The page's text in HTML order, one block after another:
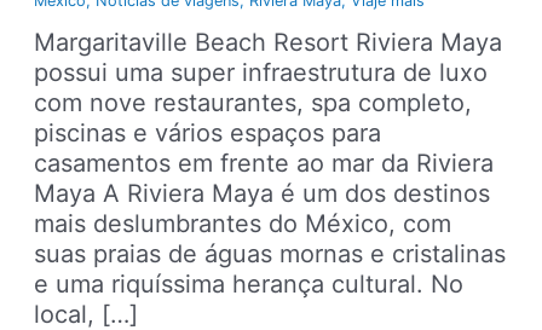
Margaritaville Beach Resort Riviera Maya
possui uma super infraestrutura de luxo
com nove restaurantes, spa completo,
piscinas e vários espaços para
casamentos em frente ao mar da Riviera
Maya A Riviera Maya é um dos destinos
mais deslumbrantes do México, com
suas praias de águas mornas e cristalinas
e uma riquíssima herança cultural. No
local, […]